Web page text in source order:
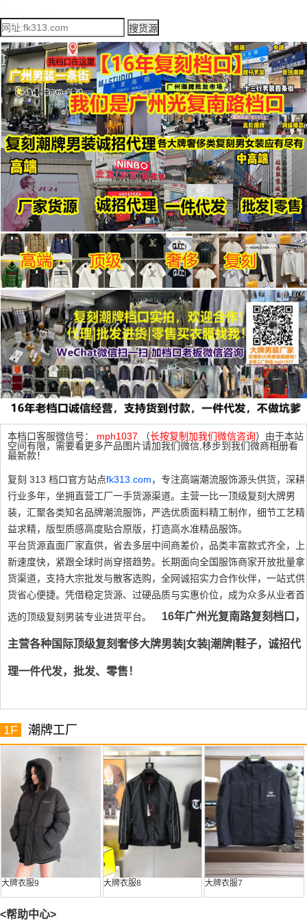
本档口客服微信号： mph1037 （长按复制加我们微信咨询）由于本站
空间有限，需要看更多产品图片请加我们微信,移步到我们微商相册看
最新款！
复刻 313 档口官方站点fk313.com，专注高端潮流服饰源头供货，深耕
行业多年，坐拥直营工厂一手货源渠道。主营一比一顶级复刻大牌男
装，汇聚各类知名品牌潮流服饰，严选优质面料精工制作，细节工艺精
益求精，版型质感高度贴合原版，打造高水准精品服饰。
平台货源直面厂家直供，省去多层中间商差价，品类丰富款式齐全，上
新速度快，紧跟全球时尚穿搭趋势。长期面向全国服饰商家开放批量拿
货渠道，支持大宗批发与散客选购，全网诚招实力合作伙伴，一站式供
货省心便捷。凭借稳定货源、过硬品质与实惠价位，成为众多从业者首
选的顶级复刻男装专业进货平台。
16年广州光复南路复刻档口，
主营各种国际顶级复刻奢侈大牌男装|女装|潮牌|鞋子，诚招代
理一件代发，批发、零售！
1F 潮牌工厂
大牌衣服9 大牌衣服8 大牌衣服7
<帮助中心>